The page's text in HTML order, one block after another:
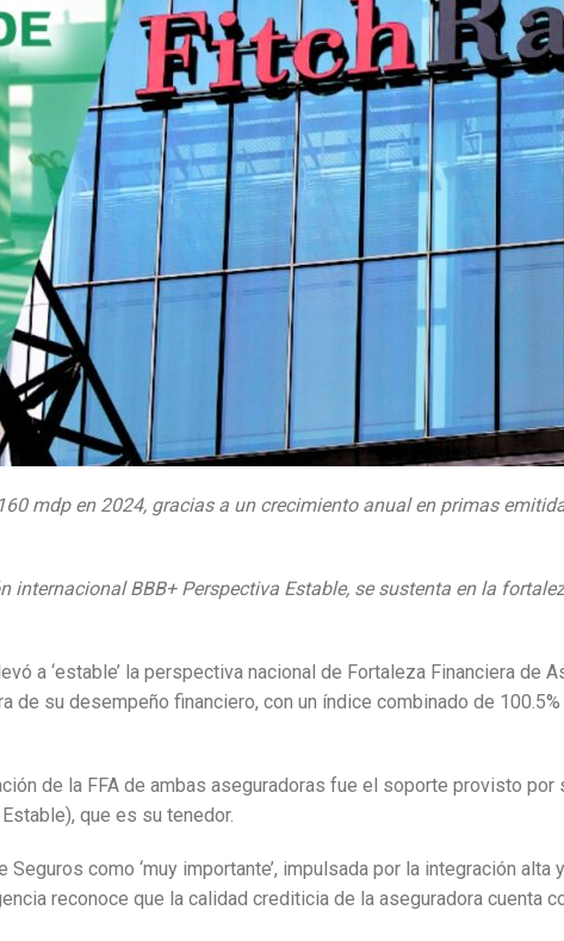
mdp en 2024, gracias a un crecimiento anual en primas
internacional BBB+ Perspectiva Estable, se sustenta en la
a ‘estable’ la perspectiva nacional de Fortaleza Financiera de
de su desempeño financiero, con un índice combinado de
de la FFA de ambas aseguradoras fue el soporte provisto por
que es su tenedor.
como ‘muy importante’, impulsada por la integración
reconoce que la calidad crediticia de la aseguradora cuenta